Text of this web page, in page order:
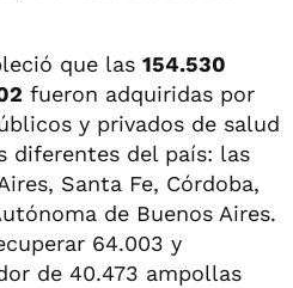
que las 154.530
fueron adquiridas por
y privados de salud
diferentes del país: las
Santa Fe, Córdoba,
de Buenos Aires.
64.003 y
de 40.473 ampollas